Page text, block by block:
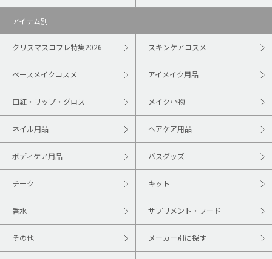
アイテム別
クリスマスコフレ特集2026 スキンケアコスメ
ベースメイクコスメ アイメイク用品
口紅・リップ・グロス メイク小物
ネイル用品 ヘアケア用品
ボディケア用品 バスグッズ
チーク キット
香水 サプリメント・フード
その他 メーカー別に探す